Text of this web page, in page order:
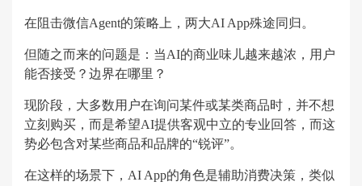
在阻击微信Agent的策略上，两大AI App殊途同归。
但随之而来的问题是：当AI的商业味儿越来越浓，用户
能否接受？边界在哪里？
现阶段，大多数用户在询问某件或某类商品时，并不想
立刻购买，而是希望AI提供客观中立的专业回答，而这
势必包含对某些商品和品牌的“锐评”。
在这样的场景下，AI App的角色是辅助消费决策，类似